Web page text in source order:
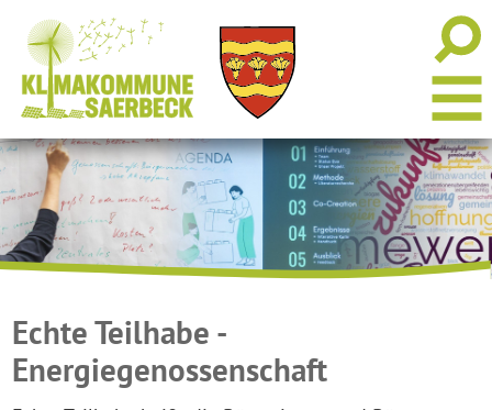
Echte Teilhabe -
Energiegenossenschaft